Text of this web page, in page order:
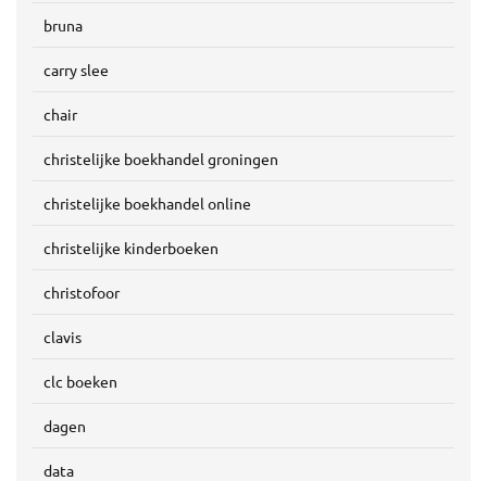
bruna
carry slee
chair
christelijke boekhandel groningen
christelijke boekhandel online
christelijke kinderboeken
christofoor
clavis
clc boeken
dagen
data